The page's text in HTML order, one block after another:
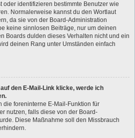
oder identifizieren bestimmte Benutzer wie
Normalerweise kannst du den Wortlaut
da sie von der Board-Administration
keine sinnlosen Beiträge, nur um deinen
Boards dulden dieses Verhalten nicht und ein
deinen Rang unter Umständen einfach
den E-Mail-Link klicke, werde ich
die foreninterne E-Mail-Funktion für
nutzen, falls diese von der Board-
Diese Maßnahme soll den Missbrauch